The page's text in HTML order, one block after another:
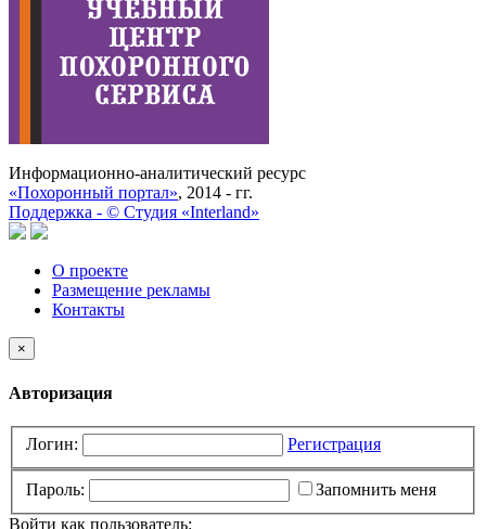
Информационно-аналитический ресурс
«Похоронный портал», 2014 - гг.
Поддержка - © Cтудия «Interland»
О проекте
Размещение рекламы
Контакты
×
Авторизация
Логин: Регистрация
Пароль:
Запомнить меня
Войти как пользователь: